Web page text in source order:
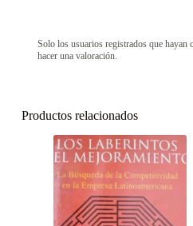
Solo los usuarios registrados que hayan
hacer una valoración.
Productos relacionados